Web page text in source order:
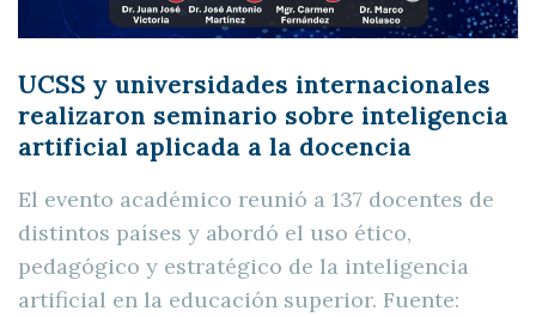
UCSS y universidades internacionales
realizaron seminario sobre inteligencia
artificial aplicada a la docencia
El evento académico reunió a 137 docentes de
distintos países y abordó el uso ético,
pedagógico y estratégico de la inteligencia
artificial en la educación superior. Fuente: